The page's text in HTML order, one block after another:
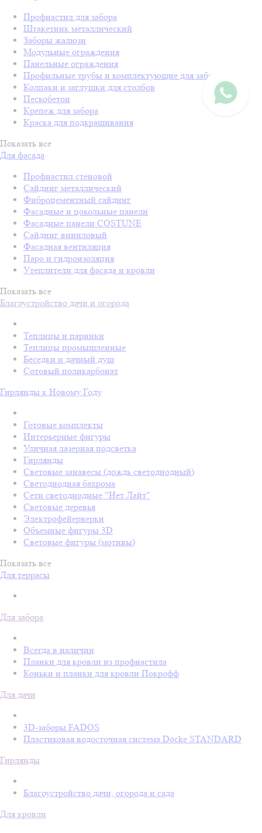
Профнастил для забора
Штакетник металлический
Заборы жалюзи
Модульные ограждения
Панельные ограждения
Профильные трубы и комплектующие для забора
Колпаки и заглушки для столбов
Пескобетон
Крепеж для забора
Краска для подкрашивания
Показать все
Для фасада
Профнастил стеновой
Сайдинг металлический
Фиброцементный сайдинг
Фасадные и цокольные панели
Фасадные панели COSTUNE
Сайдинг виниловый
Фасадная вентиляция
Паро и гидроизоляция
Утеплители для фасада и кровли
Показать все
Благоустройство дачи и огорода
Теплицы и парники
Теплицы промышленные
Беседки и дачный душ
Сотовый поликарбонат
Гирлянды к Новому Году
Готовые комплекты
Интерьерные фигуры
Уличная лазерная подсветка
Гирлянды
Световые занавесы (дождь светодиодный)
Светодиодная бахрома
Сети светодиодные "Нет Лайт"
Световые деревья
Электрофейерверки
Объемные фигуры 3D
Световые фигуры (мотивы)
Показать все
Для террасы
Для забора
Всегда в наличии
Планки для кровли из профнастила
Коньки и планки для кровли Покрофф
Для дачи
3D-заборы FADOS
Пластиковая водосточная система Döcke STANDARD
Гирлянды
Благоустройство дачи, огорода и сада
Для кровли